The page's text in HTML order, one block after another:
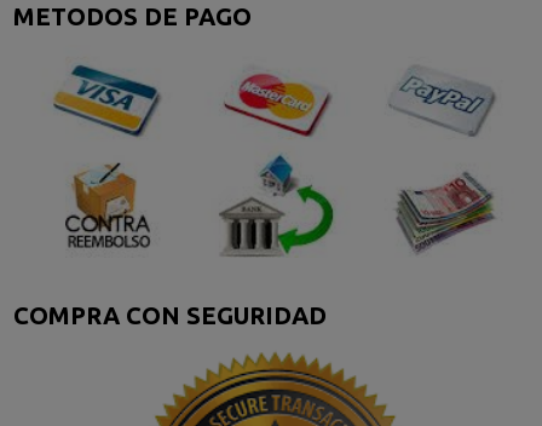
METODOS DE PAGO
COMPRA CON SEGURIDAD